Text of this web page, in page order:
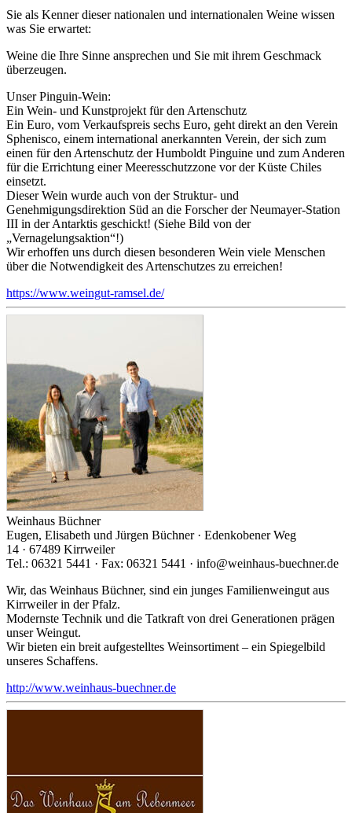
Sie als Kenner dieser nationalen und internationalen Weine wissen
was Sie erwartet:
Weine die Ihre Sinne ansprechen und Sie mit ihrem Geschmack
überzeugen.
Unser Pinguin-Wein:
Ein Wein- und Kunstprojekt für den Artenschutz
Ein Euro, vom Verkaufspreis sechs Euro, geht direkt an den Verein
Sphenisco, einem international anerkannten Verein, der sich zum
einen für den Artenschutz der Humboldt Pinguine und zum Anderen
für die Errichtung einer Meeresschutzzone vor der Küste Chiles
einsetzt.
Dieser Wein wurde auch von der Struktur- und
Genehmigungsdirektion Süd an die Forscher der Neumayer-Station
III in der Antarktis geschickt! (Siehe Bild von der
„Vernagelungsaktion“!)
Wir erhoffen uns durch diesen besonderen Wein viele Menschen
über die Notwendigkeit des Artenschutzes zu erreichen!
https://www.weingut-ramsel.de/
Weinhaus Büchner
Eugen, Elisabeth und Jürgen Büchner · Edenkobener Weg
14 · 67489 Kirrweiler
Tel.: 06321 5441 · Fax: 06321 5441 · info@weinhaus-buechner.de
Wir, das Weinhaus Büchner, sind ein junges Familienweingut aus
Kirrweiler in der Pfalz.
Modernste Technik und die Tatkraft von drei Generationen prägen
unser Weingut.
Wir bieten ein breit aufgestelltes Weinsortiment – ein Spiegelbild
unseres Schaffens.
http://www.weinhaus-buechner.de